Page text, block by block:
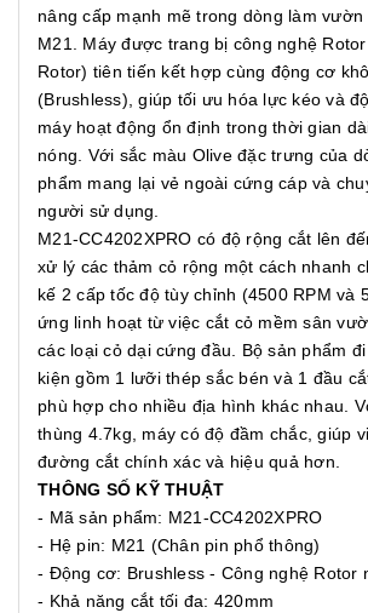
nâng cấp mạnh mẽ trong dòng làm vườn
M21. Máy được trang bị công nghệ
Rotor) tiên tiến kết hợp cùng động cơ
(Brushless), giúp tối ưu hóa lực kéo và
máy hoạt động ổn định trong thời gian
nóng. Với sắc màu Olive đặc trưng của
phẩm mang lại vẻ ngoài cứng cáp và
người sử dụng.
M21-CC4202XPRO có độ rộng cắt lên
xử lý các thảm cỏ rộng một cách nhanh
kế 2 cấp tốc độ tùy chỉnh (4500 RPM và
ứng linh hoạt từ việc cắt cỏ mềm sân
các loại cỏ dại cứng đầu. Bộ sản phẩm
kiện gồm 1 lưỡi thép sắc bén và 1 đầu
phù hợp cho nhiều địa hình khác nhau.
thùng 4.7kg, máy có độ đầm chắc, giúp
đường cắt chính xác và hiệu quả hơn.
THÔNG SỐ KỸ THUẬT
- Mã sản phẩm: M21-CC4202XPRO
- Hệ pin: M21 (Chân pin phổ thông)
- Động cơ: Brushless - Công nghệ Rotor
- Khả năng cắt tối đa: 420mm